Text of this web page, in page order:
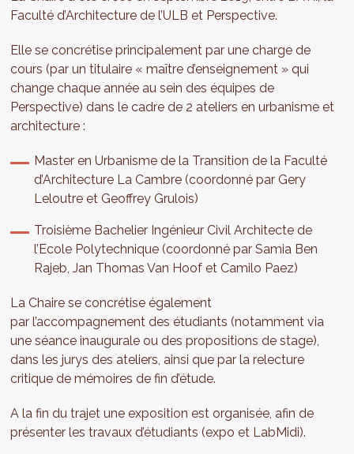
Faculté d’Architecture de l’ULB et Perspective.
Elle se concrétise principalement par une charge de
cours (par un titulaire « maître d’enseignement » qui
change chaque année au sein des équipes de
Perspective) dans le cadre de 2 ateliers en urbanisme et
architecture :
Master en Urbanisme de la Transition de la Faculté
d’Architecture La Cambre (coordonné par Gery
Leloutre et Geoffrey Grulois)
Troisième Bachelier Ingénieur Civil Architecte de
l’Ecole Polytechnique (coordonné par Samia Ben
Rajeb, Jan Thomas Van Hoof et Camilo Paez)
La Chaire se concrétise également
par l’accompagnement des étudiants (notamment via
une séance inaugurale ou des propositions de stage),
dans les jurys des ateliers, ainsi que par la relecture
critique de mémoires de fin d’étude.
A la fin du trajet une exposition est organisée, afin de
présenter les travaux d’étudiants (expo et LabMidi).